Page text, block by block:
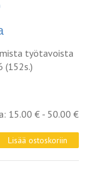
työtavoista
(152s.)
15.00 € - 50.00 €